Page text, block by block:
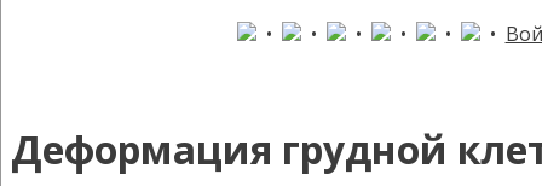
• • • • • •
Деформация грудной